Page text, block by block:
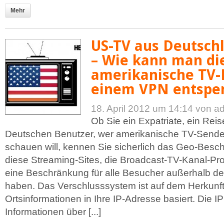
Mehr
US-TV aus
– Wie kann man
amerikanische
einem VPN
18. April 2012 um 14:14 von
Ob Sie ein Expatriate, ein
Deutschen Benutzer, wer amerikanische TV-
schauen will, kennen Sie sicherlich das Geo-
diese Streaming-Sites, die Broadcast-TV-Kanal-
eine Beschränkung für alle Besucher außerhalb
haben. Das Verschlusssystem ist auf dem
Ortsinformationen in Ihre IP-Adresse basiert. Die
Informationen über [...]